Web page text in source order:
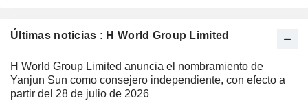
Últimas noticias : H World Group Limited
H World Group Limited anuncia el nombramiento de
Yanjun Sun como consejero independiente, con efecto a
partir del 28 de julio de 2026